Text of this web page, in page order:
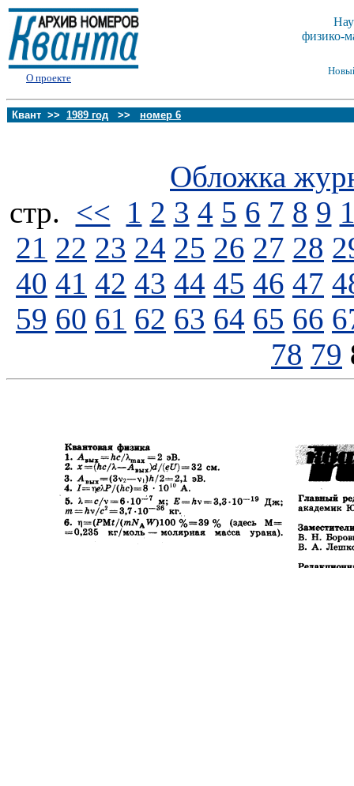
О проекте
физико-
Квант >> 1989 год >> номер 6
Обложка
стp. << 1 2 3 4 5 6 7 8 9
21 22 23 24 25 26 27 28
40 41 42 43 44 45 46 47
59 60 61 62 63 64 65 66
78 79